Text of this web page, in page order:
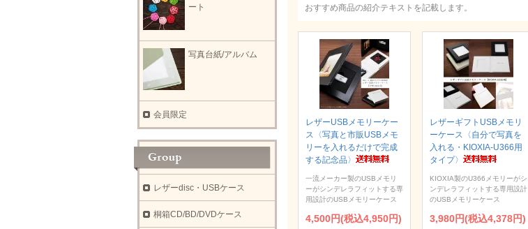
おすすめ商品の紹介テキストを記載します。
レザーUSBメモリーケー
ス〈写真と市販USBメモ
リーを入れるだけで完成
する記念品〉
一流メーカー製のUSBメモリ
ーがシンデレラフィットする専
用設計のUSBメモリーケース
4,500円(税込4,950円)
レザーギフトUSBメモリ
ーケース〈自分で写真を
入れる・KIOXIA-U366用
タイプ〉
KIOXIA製のU366メモリーがシ
ンデレラフィットする専用設計
のUSBメモリーケース
3,980円(税込4,378円)
ート
写真台紙/アルバム
会員限定
レザーdisc・USBケース
桐箱CD/BD/DVDケース